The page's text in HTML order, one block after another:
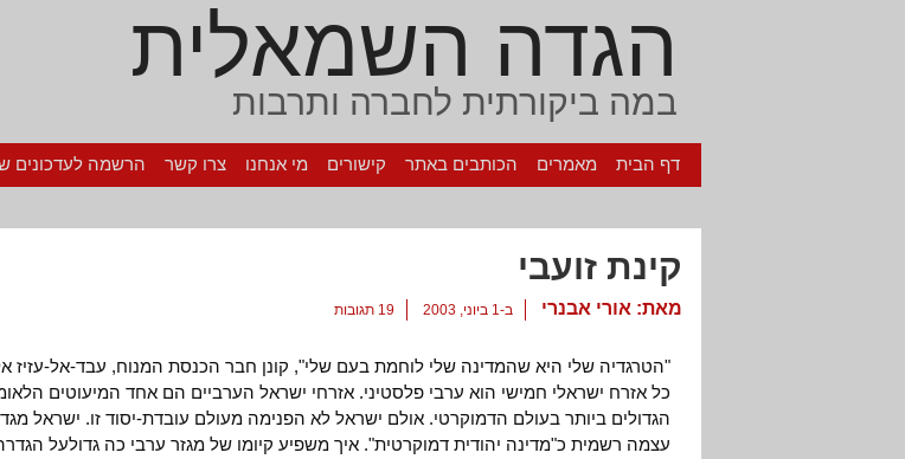
הגדה השמאלית
במה ביקורתית לחברה ותרבות
דף הבית מאמרים הכותבים באתר קישורים מי אנחנו צרו קשר הרשמה לעדכונים
קינת זועבי
מאת: אורי אבנרי ב-1 ביוני, 2003 19 תגובות
"הטרגדיה שלי היא שהמדינה שלי לוחמת בעם שלי", קונן חבר הכנסת המנוח, עבד-אל-עזיז
כל אזרח ישראלי חמישי הוא ערבי פלסטיני. אזרחי ישראל הערביים הם אחד המיעוטים
הגדולים ביותר בעולם הדמוקרטי. אולם ישראל לא הפנימה מעולם עובדת-יסוד זו. ישראל
עצמה רשמית כ"מדינה יהודית דמוקרטית". איך משפיע קיומו של מגזר ערבי כה גדולעל